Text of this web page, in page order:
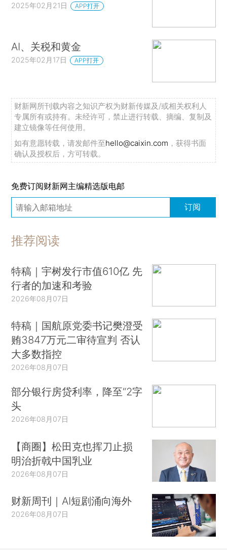
2025年02月21日 APP打开
AI、关税和黄金
2025年02月17日 APP打开
财新网所刊载内容之知识产权为财新传媒及/或相关权利人
专属所有或持有。未经许可，禁止进行转载、摘编、复制及
建立镜像等任何使用。
如有意愿转载，请发邮件至hello@caixin.com ，获得书面
确认及授权后，方可转载。
免费订阅财新网主编精选版电邮
订阅
推荐阅读
特稿｜宇树发行市值610亿 先
行者的加速和考验
2026年08月07日
特稿｜国航原党委书记樊澄受
贿3847万元二审待宣判 否认
大多数指控
2026年08月07日
部分银行房贷利率，降至“2字
头
2026年08月07日
【商圈】松田克也挥刀止损
明治折戟中国乳业
2026年08月07日
财新周刊｜AI短剧涌向海外
2026年08月07日